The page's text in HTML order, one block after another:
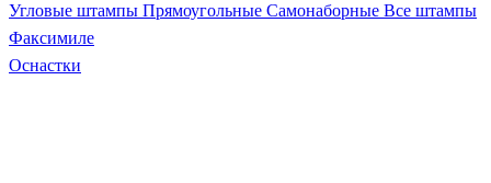
Угловые штампы Прямоугольные Самонаборные Все штампы
Факсимиле
Оснастки